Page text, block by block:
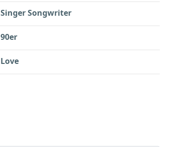
Singer Songwriter
90er
Love